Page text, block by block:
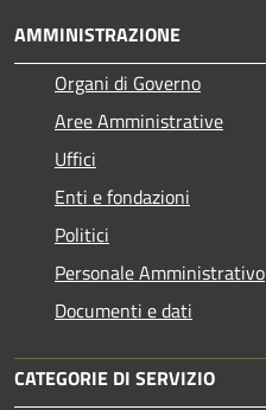
AMMINISTRAZIONE
Organi di Governo
Aree Amministrative
Uffici
Enti e fondazioni
Politici
Personale Amministrativo
Documenti e dati
CATEGORIE DI SERVIZIO